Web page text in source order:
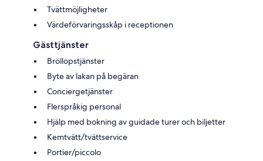
Tvättmöjligheter
Värdeförvaringsskåp i receptionen
Gästtjänster
Bröllopstjänster
Byte av lakan på begäran
Conciergetjänster
Flerspråkig personal
Hjälp med bokning av guidade turer och biljetter
Kemtvätt/tvättservice
Portier/piccolo